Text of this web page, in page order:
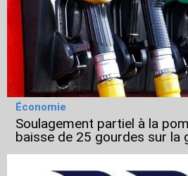
Économie
Soulagement partiel à la
baisse de 25 gourdes sur la